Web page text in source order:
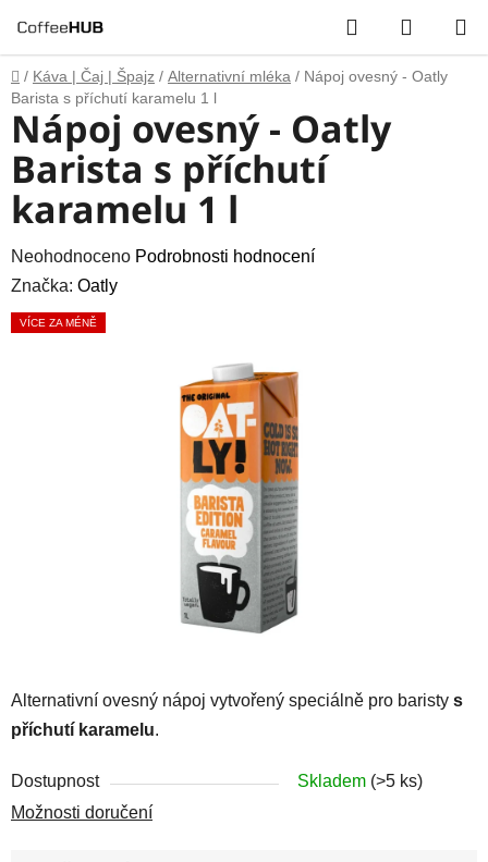
na
obsah
Hledat
KOŠÍK
Domů
/ Káva | Čaj | Špajz / Alternativní mléka / Nápoj ovesný - Oatly
Barista s příchutí karamelu 1 l
Alternativní ovesný nápoj vytvořený speciálně pro baristy s
příchutí karamelu.
Dostupnost Skladem (>5 ks)
Možnosti doručení
Nápoj ovesný - Oatly
Barista s příchutí
karamelu 1 l
Průměrné
hodnocení
produktu
Neohodnoceno Podrobnosti hodnocení
Značka: Oatly
VÍCE ZA MÉNĚ